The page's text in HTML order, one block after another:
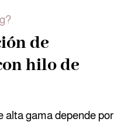
de
hilo de
alta gama depende por